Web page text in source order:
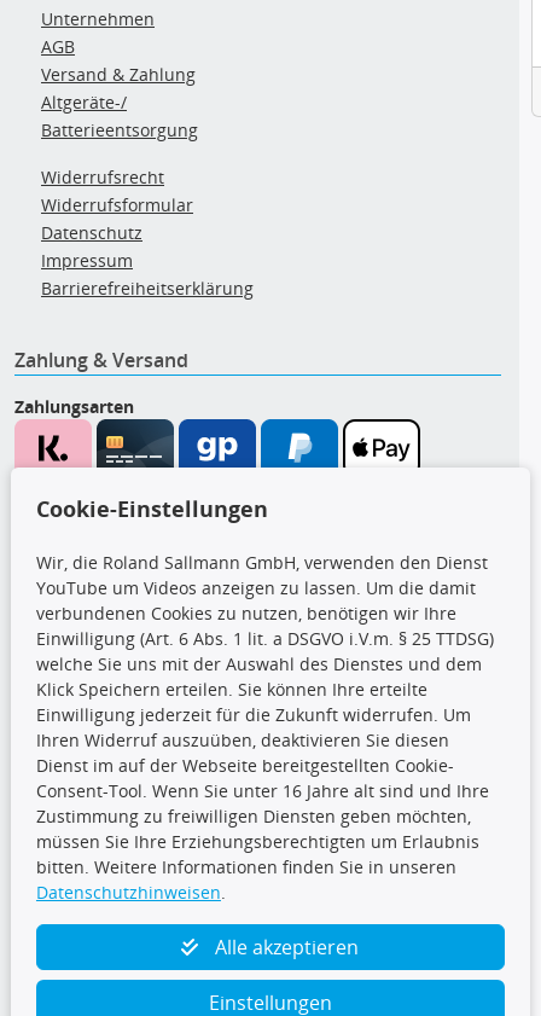
Unternehmen
AGB
Versand & Zahlung
Altgeräte-/
Batterieentsorgung
Widerrufsrecht
Widerrufsformular
Datenschutz
Impressum
Barrierefreiheitserklärung
Zahlung & Versand
Zahlungsarten
CARAT Gruppe
Folge uns
TecDoc Inside
Cookie-Einstellungen
Wir, die Roland Sallmann GmbH, verwenden den Dienst
YouTube um Videos anzeigen zu lassen. Um die damit
verbundenen Cookies zu nutzen, benötigen wir Ihre
Einwilligung (Art. 6 Abs. 1 lit. a DSGVO i.V.m. § 25 TTDSG)
welche Sie uns mit der Auswahl des Dienstes und dem
Klick Speichern erteilen. Sie können Ihre erteilte
Einwilligung jederzeit für die Zukunft widerrufen. Um
Ihren Widerruf auszuüben, deaktivieren Sie diesen
Dienst im auf der Webseite bereitgestellten Cookie-
Consent-Tool. Wenn Sie unter 16 Jahre alt sind und Ihre
Zustimmung zu freiwilligen Diensten geben möchten,
müssen Sie Ihre Erziehungsberechtigten um Erlaubnis
bitten. Weitere Informationen finden Sie in unseren
Datenschutzhinweisen.
Alle akzeptieren
Einstellungen